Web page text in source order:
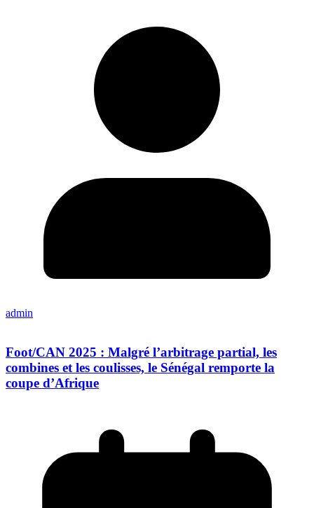
admin
Foot/CAN 2025 : Malgré l’arbitrage partial, les
combines et les coulisses, le Sénégal remporte la
coupe d’Afrique